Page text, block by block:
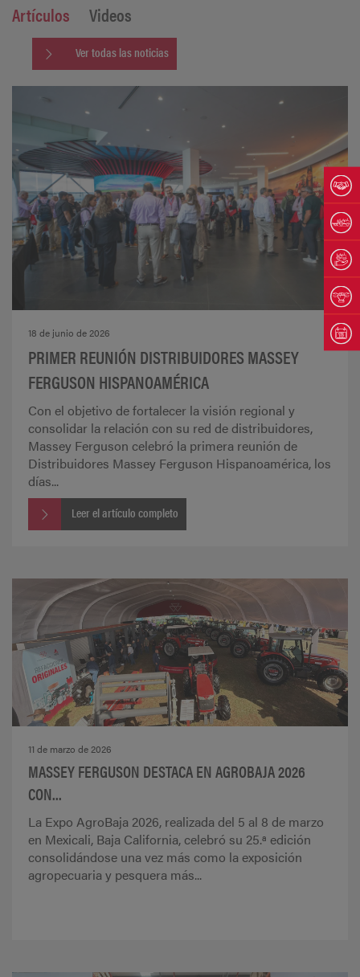
Artículos Videos
Ver todas las noticias
18 de junio de 2026
PRIMER REUNIÓN DISTRIBUIDORES MASSEY
FERGUSON HISPANOAMÉRICA
Con el objetivo de fortalecer la visión regional y
consolidar la relación con su red de distribuidores,
Massey Ferguson celebró la primera reunión de
Distribuidores Massey Ferguson Hispanoamérica, los
días...
Leer el artículo completo
11 de marzo de 2026
MASSEY FERGUSON DESTACA EN AGROBAJA 2026
CON...
La Expo AgroBaja 2026, realizada del 5 al 8 de marzo
en Mexicali, Baja California, celebró su 25.ª edición
consolidándose una vez más como la exposición
agropecuaria y pesquera más...